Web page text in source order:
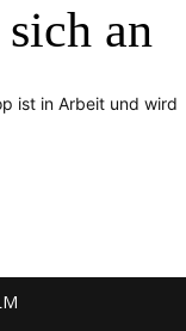
an
ist in Arbeit und wird